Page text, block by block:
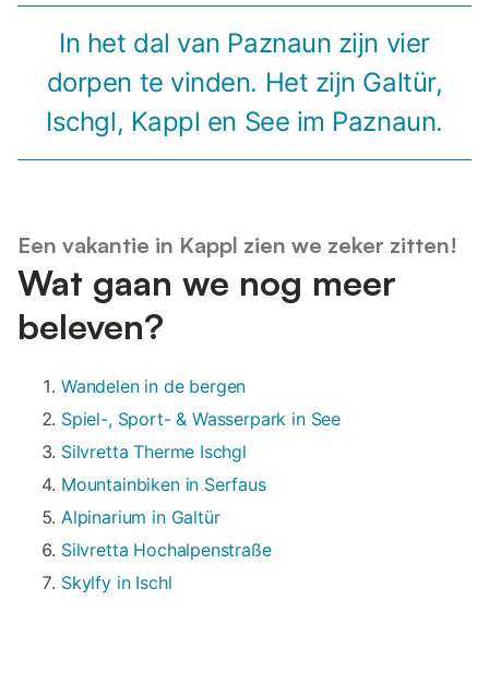
In het dal van Paznaun zijn vier
dorpen te vinden. Het zijn Galtür,
Ischgl, Kappl en See im Paznaun.
Een vakantie in Kappl zien we zeker zitten!
Wat gaan we nog meer
beleven?
Wandelen in de bergen
Spiel-, Sport- & Wasserpark in See
Silvretta Therme Ischgl
Mountainbiken in Serfaus
Alpinarium in Galtür
Silvretta Hochalpenstraße
Skylfy in Ischl